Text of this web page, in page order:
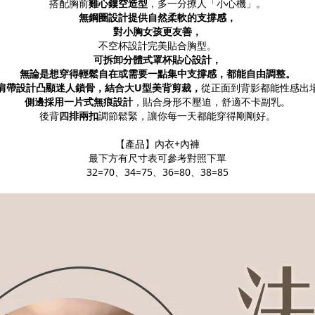
搭配胸前雞心鏤空造型 ，多一分撩人「小心機」。
無鋼圈設計提供自然柔軟的支撐感，
對小胸女孩更友善，
不空杯設計完美貼合胸型。
可拆卸分體式罩杯貼心設計，
無論是想穿得輕鬆自在或需要一點集中支撐感，都能自由調整。
帶設計凸顯迷人鎖骨，結合大U型美背剪裁， 從正面到背影都能性感出
側邊採用一片式無痕設計，貼合身形不壓迫，舒適不卡副乳。
後背四排兩扣調節鬆緊，讓你每一天都能穿得剛剛好。
【產品】內衣+內褲
最下方有尺寸表可參考對照下單
32=70、34=75、36=80、38=85